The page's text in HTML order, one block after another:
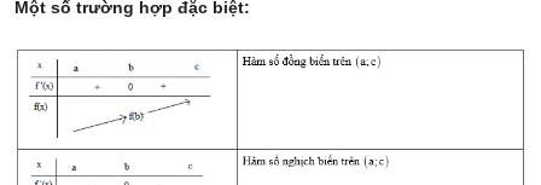
Một số trường hợp đặc biệt: